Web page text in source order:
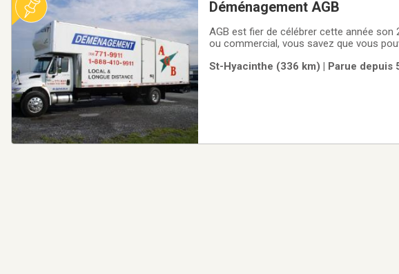
Déménagement AGB
AGB est fier de célébrer cette année son
ou commercial, vous savez que vous
vous garantir le déménagement le plus
St-Hyacinthe (336 km) | Parue depuis